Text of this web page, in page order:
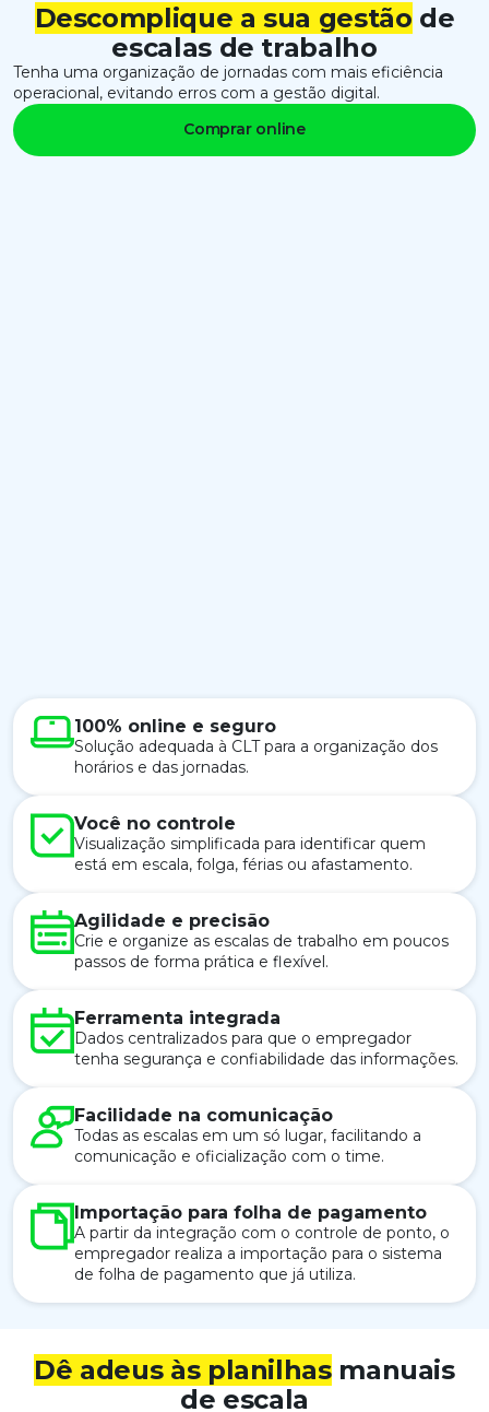
Descomplique a sua gestão de
escalas de trabalho
Tenha uma organização de jornadas com mais eficiência
operacional, evitando erros com a gestão digital.
Comprar online
100% online e seguro
Solução adequada à CLT para a organização dos
horários e das jornadas.
Você no controle
Visualização simplificada para identificar quem
está em escala, folga, férias ou afastamento.
Agilidade e precisão
Crie e organize as escalas de trabalho em poucos
passos de forma prática e flexível.
Ferramenta integrada
Dados centralizados para que o empregador
tenha segurança e confiabilidade das informações.
Facilidade na comunicação
Todas as escalas em um só lugar, facilitando a
comunicação e oficialização com o time.
Importação para folha de pagamento
A partir da integração com o controle de ponto, o
empregador realiza a importação para o sistema
de folha de pagamento que já utiliza.
Dê adeus às planilhasmanuais
de escala